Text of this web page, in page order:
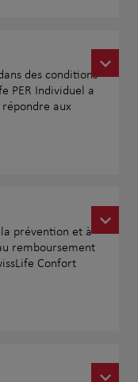
des conditions
PER Individuel a
aux
la prévention et à
remboursement
Confort